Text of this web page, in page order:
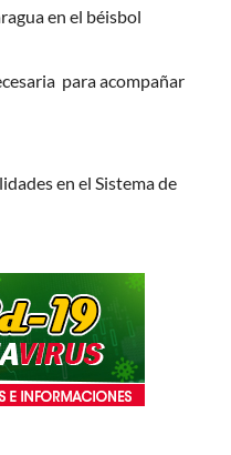
en el béisbol
para acompañar
en el Sistema de